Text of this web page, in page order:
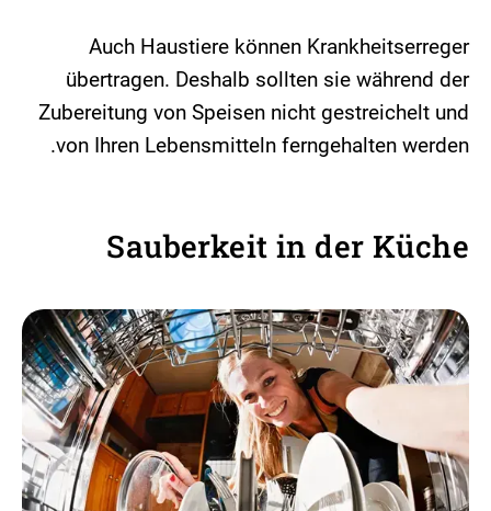
Auch Haustiere können Krankheitserreger
übertragen. Deshalb sollten sie während der
Zubereitung von Speisen nicht gestreichelt und
von Ihren Lebensmitteln ferngehalten werden.
Sauberkeit in der Küche